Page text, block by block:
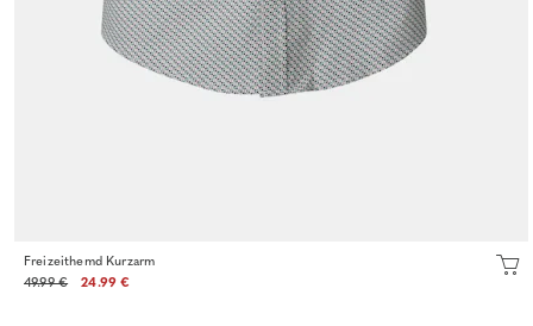
Freizeithemd Kurzarm
49.99 €
24.99 €